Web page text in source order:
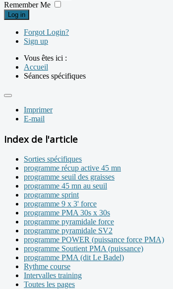
Remember Me
Log in
Forgot Login?
Sign up
Vous êtes ici :
Accueil
Séances spécifiques
Imprimer
E-mail
Index de l'article
Sorties spécifiques
programme récup active 45 mn
programme seuil des graisses
programme 45 mn au seuil
programme sprint
programme 9 x 3' force
programme PMA 30s x 30s
programme pyramidale force
programme pyramidale SV2
programme POWER (puissance force PMA)
programme Soutient PMA (puissance)
programme PMA (dit Le Badel)
Rythme course
Intervalles training
Toutes les pages